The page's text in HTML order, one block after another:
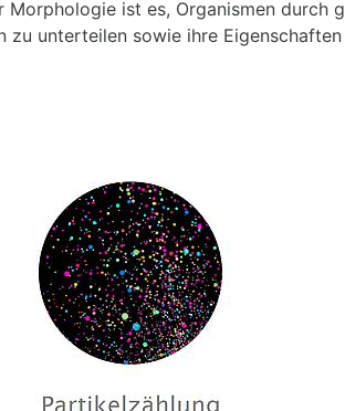
Morphologie ist es, Organismen durch
zu unterteilen sowie ihre